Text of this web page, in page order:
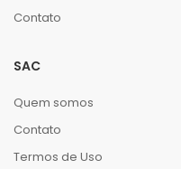
Contato
SAC
Quem somos
Contato
Termos de Uso